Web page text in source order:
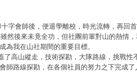
字會師後，便退學離校，時光流轉，再回
然後來未竟全功，但社團前輩對山的熱情
為我在山社期間的重要目標。
高山縱走，技術探勘，大隊路線，挑戰
師路線探勘，在各個社員的努力之下完成